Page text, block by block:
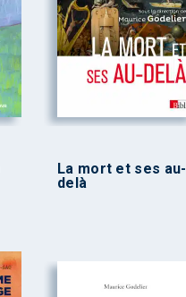
La mort et ses au-
delà